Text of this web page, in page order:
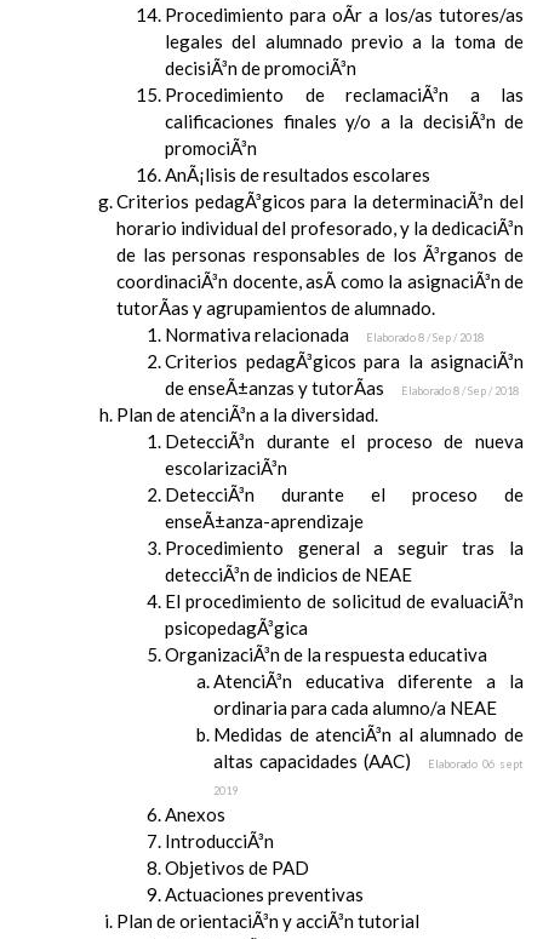
Procedimiento para oÃ­r a los/as tutores/as
legales del alumnado previo a la toma de
decisiÃ³n de promociÃ³n
Procedimiento de reclamaciÃ³n a las
calificaciones finales y/o a la decisiÃ³n de
promociÃ³n
AnÃ¡lisis de resultados escolares
Criterios pedagÃ³gicos para la determinaciÃ³n del
horario individual del profesorado, y la dedicaciÃ³n
de las personas responsables de los Ã³rganos de
coordinaciÃ³n docente, asÃ­ como la asignaciÃ³n de
tutorÃ­as y agrupamientos de alumnado.
Normativa relacionada
Elaborado 8 / Sep / 2018
Criterios pedagÃ³gicos para la asignaciÃ³n
de enseÃ±anzas y tutorÃ­as
Elaborado 8 / Sep / 2018
Plan de atenciÃ³n a la diversidad.
DetecciÃ³n durante el proceso de nueva
escolarizaciÃ³n
DetecciÃ³n durante el proceso de
enseÃ±anza-aprendizaje
Procedimiento general a seguir tras la
detecciÃ³n de indicios de NEAE
El procedimiento de solicitud de evaluaciÃ³n
psicopedagÃ³gica
OrganizaciÃ³n de la respuesta educativa
AtenciÃ³n educativa diferente a la
ordinaria para cada alumno/a NEAE
Medidas de atenciÃ³n al alumnado de
altas capacidades (AAC)
Elaborado 06 sept
2019
Anexos
IntroducciÃ³n
Objetivos de PAD
Actuaciones preventivas
Plan de orientaciÃ³n y acciÃ³n tutorial